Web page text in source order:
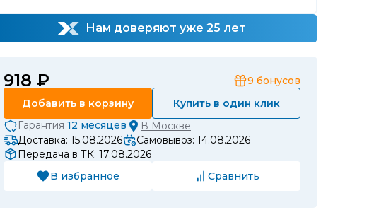
Нам доверяют уже 25 лет
918 ₽ 9 бонусов
Добавить в корзину
Купить в один клик
Гарантия 12 месяцев В Москве
Доставка: 15.08.2026
Самовывоз: 14.08.2026
Передача в ТК: 17.08.2026
В избранное
Сравнить